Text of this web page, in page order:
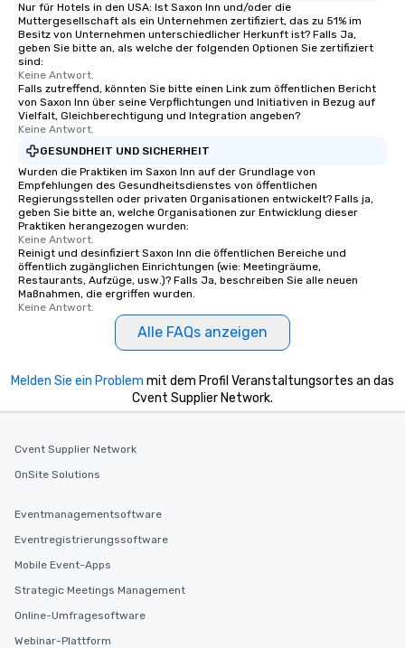
Nur für Hotels in den USA: Ist Saxon Inn und/oder die
Muttergesellschaft als ein Unternehmen zertifiziert, das zu 51% im
Besitz von Unternehmen unterschiedlicher Herkunft ist? Falls Ja,
geben Sie bitte an, als welche der folgenden Optionen Sie zertifiziert
sind:
Keine Antwort.
Falls zutreffend, könnten Sie bitte einen Link zum öffentlichen Bericht
von Saxon Inn über seine Verpflichtungen und Initiativen in Bezug auf
Vielfalt, Gleichberechtigung und Integration angeben?
Keine Antwort.
GESUNDHEIT UND SICHERHEIT
Wurden die Praktiken im Saxon Inn auf der Grundlage von
Empfehlungen des Gesundheitsdienstes von öffentlichen
Regierungsstellen oder privaten Organisationen entwickelt? Falls ja,
geben Sie bitte an, welche Organisationen zur Entwicklung dieser
Praktiken herangezogen wurden:
Keine Antwort.
Reinigt und desinfiziert Saxon Inn die öffentlichen Bereiche und
öffentlich zugänglichen Einrichtungen (wie: Meetingräume,
Restaurants, Aufzüge, usw.)? Falls Ja, beschreiben Sie alle neuen
Maßnahmen, die ergriffen wurden.
Keine Antwort.
Alle FAQs anzeigen
Melden Sie ein Problem mit dem Profil Veranstaltungsortes an das
Cvent Supplier Network.
Cvent Supplier Network
OnSite Solutions
Eventmanagementsoftware
Eventregistrierungssoftware
Mobile Event-Apps
Strategic Meetings Management
Online-Umfragesoftware
Webinar-Plattform